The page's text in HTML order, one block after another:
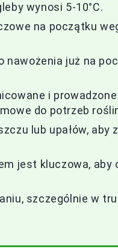
wynosi 5-10°C.
na początku
nawożenia już na
i
do potrzeb
lub upałów, aby
jest kluczowa, aby
szczególnie w